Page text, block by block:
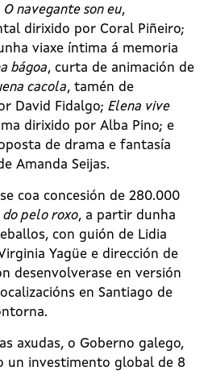
O navegante son eu,
dirixido por Coral Piñeiro;
viaxe íntima á memoria
bágoa, curta de animación de
cacola, tamén de
David Fidalgo; Elena vive
dirixido por Alba Pino; e
de drama e fantasía
Amanda Seijas.
coa concesión de 280.000
do pelo roxo, a partir dunha
con guión de Lidia
Yagüe e dirección de
desenvolverase en versión
en Santiago de
axudas, o Goberno galego,
un investimento global de 8